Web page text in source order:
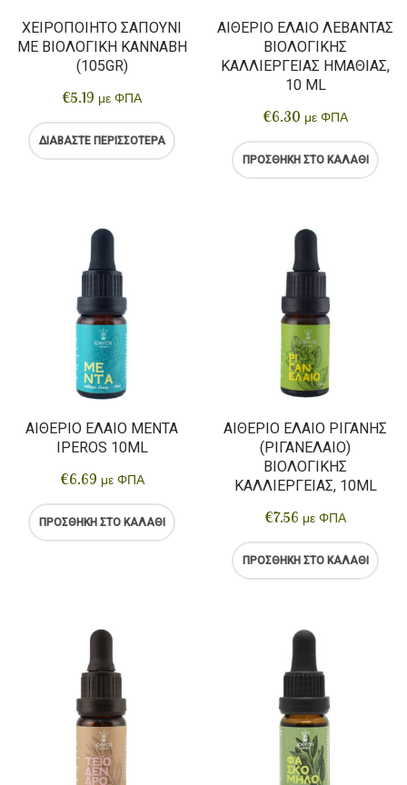
ΧΕΙΡΟΠΟΊΗΤΟ ΣΑΠΟΎΝΙ
ΜΕ ΒΙΟΛΟΓΙΚΉ ΚΆΝΝΑΒΗ
(105GR)
€5.19 με ΦΠΑ
ΔΙΑΒΆΣΤΕ ΠΕΡΙΣΣΌΤΕΡΑ
ΑΙΘΈΡΙΟ ΈΛΑΙΟ ΛΕΒΆΝΤΑΣ
ΒΙΟΛΟΓΙΚΉΣ
ΚΑΛΛΙΈΡΓΕΙΑΣ ΗΜΑΘΊΑΣ,
10 ML
€6.30 με ΦΠΑ
ΠΡΟΣΘΉΚΗ ΣΤΟ ΚΑΛΆΘΙ
ΑΙΘΈΡΙΟ ΈΛΑΙΟ ΜΈΝΤΑ
IPEROS 10ML
€6.69 με ΦΠΑ
ΠΡΟΣΘΉΚΗ ΣΤΟ ΚΑΛΆΘΙ
ΑΙΘΈΡΙΟ ΈΛΑΙΟ ΡΊΓΑΝΗΣ
(ΡΙΓΑΝΈΛΑΙΟ)
ΒΙΟΛΟΓΙΚΉΣ
ΚΑΛΛΙΈΡΓΕΙΑΣ, 10ML
€7.56 με ΦΠΑ
ΠΡΟΣΘΉΚΗ ΣΤΟ ΚΑΛΆΘΙ